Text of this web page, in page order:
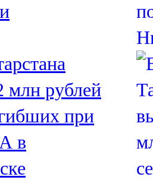
млн рублей
при
в